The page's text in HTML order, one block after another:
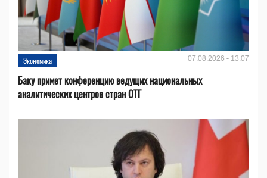
Экономика 07.08.2026 - 13:07
Баку примет конференцию ведущих национальных
аналитических центров стран ОТГ